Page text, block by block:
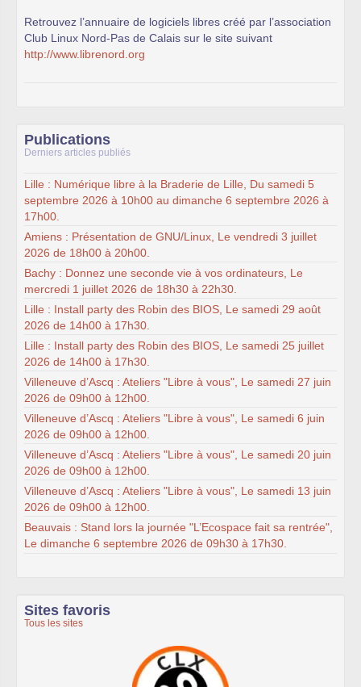
Retrouvez l’annuaire de logiciels libres créé par l’association
Club Linux Nord-Pas de Calais sur le site suivant
http://www.librenord.org
Publications
Derniers articles publiés
Lille : Numérique libre à la Braderie de Lille, Du samedi 5
septembre 2026 à 10h00 au dimanche 6 septembre 2026 à
17h00.
Amiens : Présentation de GNU/Linux, Le vendredi 3 juillet
2026 de 18h00 à 20h00.
Bachy : Donnez une seconde vie à vos ordinateurs, Le
mercredi 1 juillet 2026 de 18h30 à 22h30.
Lille : Install party des Robin des BIOS, Le samedi 29 août
2026 de 14h00 à 17h30.
Lille : Install party des Robin des BIOS, Le samedi 25 juillet
2026 de 14h00 à 17h30.
Villeneuve d’Ascq : Ateliers "Libre à vous", Le samedi 27 juin
2026 de 09h00 à 12h00.
Villeneuve d’Ascq : Ateliers "Libre à vous", Le samedi 6 juin
2026 de 09h00 à 12h00.
Villeneuve d’Ascq : Ateliers "Libre à vous", Le samedi 20 juin
2026 de 09h00 à 12h00.
Villeneuve d’Ascq : Ateliers "Libre à vous", Le samedi 13 juin
2026 de 09h00 à 12h00.
Beauvais : Stand lors la journée "L’Ecospace fait sa rentrée",
Le dimanche 6 septembre 2026 de 09h30 à 17h30.
Sites favoris
Tous les sites